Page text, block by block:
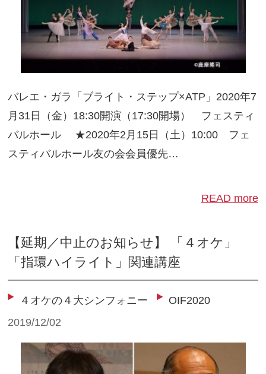
バレエ・ガラ「ブライト・ステップ×ATP」2020年7
月31日（金）18:30開演（17:30開場） フェスティ
バルホール ★2020年2月15日（土）10:00 フェ
スティバルホール友の会会員優先…
READ more
【延期／中止のお知らせ】 「４オケ」
「指環ハイライト」関連講座
４オケの４大シンフォニー
OIF2020
2019/12/02